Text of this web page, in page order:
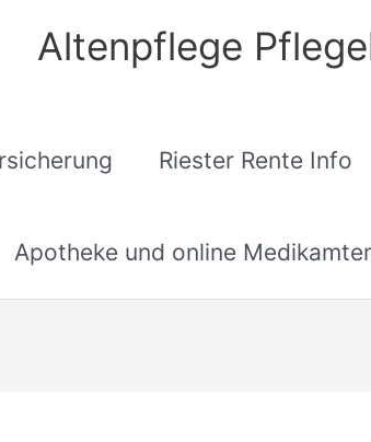
Altenpflege
Riester Rente Info
Apotheke und online